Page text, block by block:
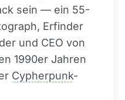
sein — ein 55-
Erfinder
und CEO von
1990er Jahren
Cypherpunk-